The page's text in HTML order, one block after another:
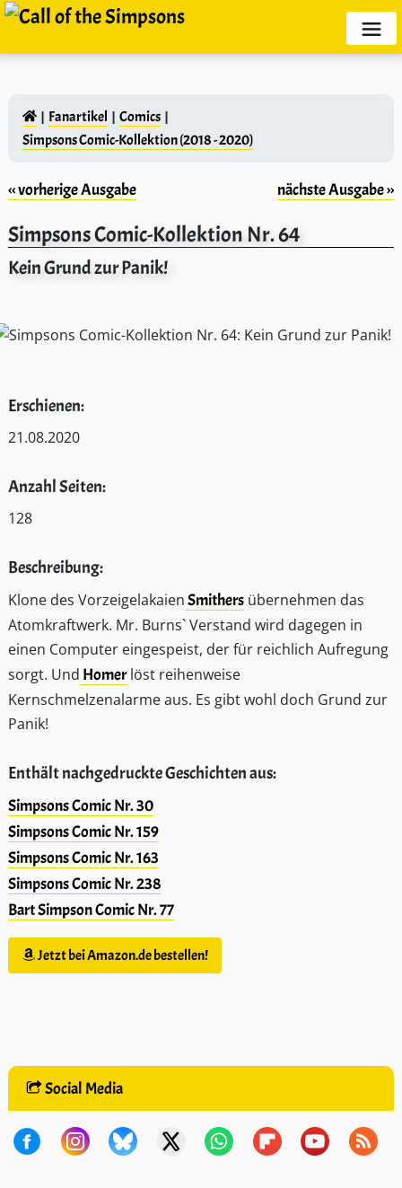
Fanartikel
Comics
Simpsons Comic-Kollektion (2018 - 2020)
‹‹ vorherige Ausgabe nächste Ausgabe ››
Simpsons Comic-Kollektion Nr. 64
Kein Grund zur Panik!
Erschienen:
21.08.2020
Anzahl Seiten:
128
Beschreibung:
Klone des VorzeigelakaienSmithers übernehmen das
Atomkraftwerk. Mr. Burns` Verstand wird dagegen in
einen Computer eingespeist, der für reichlich Aufregung
sorgt. Und Homerlöst reihenweise
Kernschmelzenalarme aus. Es gibt wohl doch Grund zur
Panik!
Enthält nachgedruckte Geschichten aus:
Simpsons Comic Nr. 30
Simpsons Comic Nr. 159
Simpsons Comic Nr. 163
Simpsons Comic Nr. 238
Bart Simpson Comic Nr. 77
Jetzt bei Amazon.de bestellen!
Social Media